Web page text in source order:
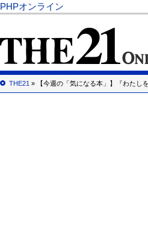
PHPオンライン
THE21 » 【今週の「気になる本」】『わたし